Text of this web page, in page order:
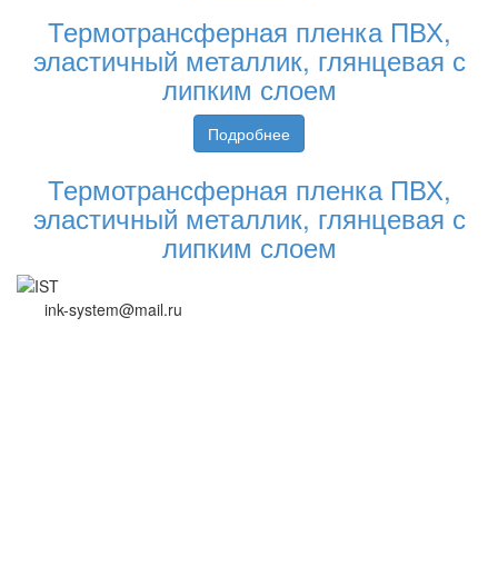
Термотрансферная пленка ПВХ,
эластичный металлик, глянцевая с
липким слоем
Подробнее
Термотрансферная пленка ПВХ,
эластичный металлик, глянцевая с
липким слоем
ink-system@mail.ru